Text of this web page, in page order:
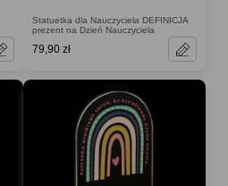
Statuetka dla Nauczyciela DEFINICJA
prezent na Dzień Nauczyciela
79,90 zł